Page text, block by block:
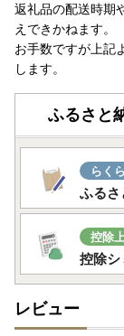
・ご寄附決済完
送元）へ発送依
・返礼品によっ
います。対象の
・お申し込みか
す。対象の返
・年末年始等の
・お申し込み
希望をいただ
・宛所不明の場
ルなどでの事
ございます。
願いします。
送となった場合
返礼品の配送時期
えできかねます。
お手数ですが上記
します。
ふるさと
らく
ふるさ
控除
控除シ
レビュー